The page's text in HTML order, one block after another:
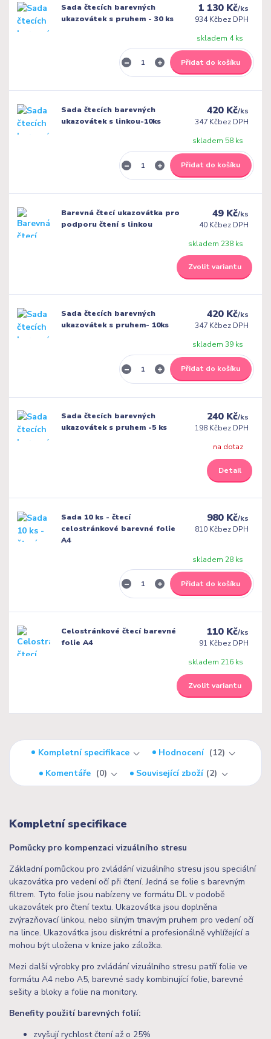
Sada čtecích barevných
ukazovátek s pruhem - 30 ks
1 130 Kč/ks
934 Kčbez DPH
skladem 4 ks
Přidat do košíku
Sada čtecích barevných
ukazovátek s linkou-10ks
420 Kč/ks
347 Kčbez DPH
skladem 58 ks
Přidat do košíku
Barevná čtecí ukazovátka pro
podporu čtení s linkou
49 Kč/ks
40 Kčbez DPH
skladem 238 ks
Zvolit variantu
Sada čtecích barevných
ukazovátek s pruhem- 10ks
420 Kč/ks
347 Kčbez DPH
skladem 39 ks
Přidat do košíku
Sada čtecích barevných
ukazovátek s pruhem -5 ks
240 Kč/ks
198 Kčbez DPH
na dotaz
Detail
Sada 10 ks - čtecí
celostránkové barevné folie
A4
980 Kč/ks
810 Kčbez DPH
skladem 28 ks
Přidat do košíku
Celostránkové čtecí barevné
folie A4
110 Kč/ks
91 Kčbez DPH
skladem 216 ks
Zvolit variantu
Kompletní specifikace Hodnocení
12
Komentáře
0 Související zboží 2
Kompletní specifikace
Pomůcky pro kompenzaci vizuálního stresu
Základní pomůckou pro zvládání vizuálního stresu jsou speciální
ukazovátka pro vedení očí při čtení. Jedná se folie s barevným
filtrem. Tyto folie jsou nabízeny ve formátu DL v podobě
ukazovátek pro čtení textu. Ukazovátka jsou doplněna
zvýrazňovací linkou, nebo silným tmavým pruhem pro vedení očí
na lince. Ukazovátka jsou diskrétní a profesionálně vyhlížející a
mohou být uložena v knize jako záložka.
Mezi další výrobky pro zvládání vizuálního stresu patří folie ve
formátu A4 nebo A5, barevné sady kombinující folie, barevné
sešity a bloky a folie na monitory.
Benefity použití barevných folií:
zvyšují rychlost čtení až o 25%